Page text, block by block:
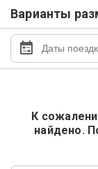
Варианты
К
найдено.